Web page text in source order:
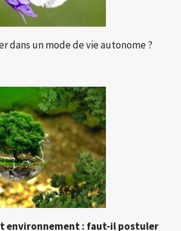
dans un mode de vie autonome ?
environnement : faut-il postuler